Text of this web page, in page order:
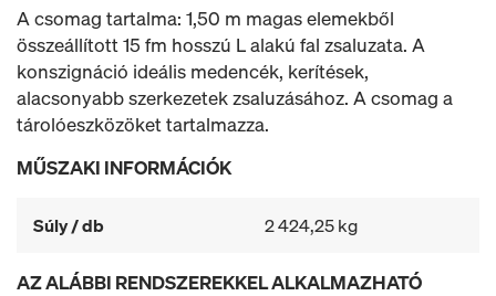
A csomag tartalma: 1,50 m magas elemekből
összeállított 15 fm hosszú L alakú fal zsaluzata. A
konszignáció ideális medencék, kerítések,
alacsonyabb szerkezetek zsaluzásához. A csomag a
tárolóeszközöket tartalmazza.
MŰSZAKI INFORMÁCIÓK
Súly / db 2 424,25 kg
AZ ALÁBBI RENDSZEREKKEL ALKALMAZHATÓ